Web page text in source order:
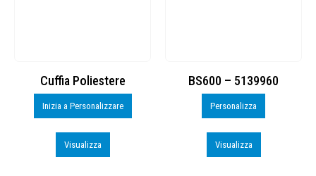
Cuffia Poliestere
Inizia a Personalizzare
Visualizza
BS600 – 5139960
Personalizza
Visualizza